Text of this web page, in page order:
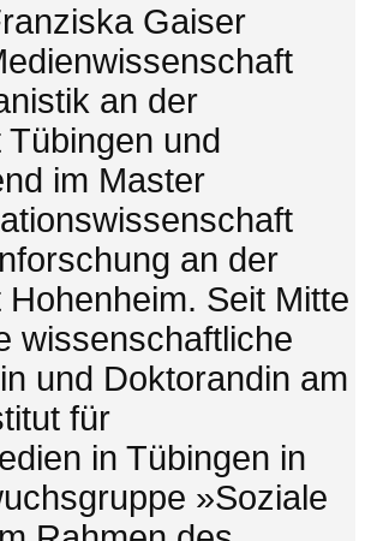
Gaiser
an der
und
im Master
an der
Seit Mitte
wissenschaftliche
und Doktorandin am
für
in Tübingen in
»Soziale